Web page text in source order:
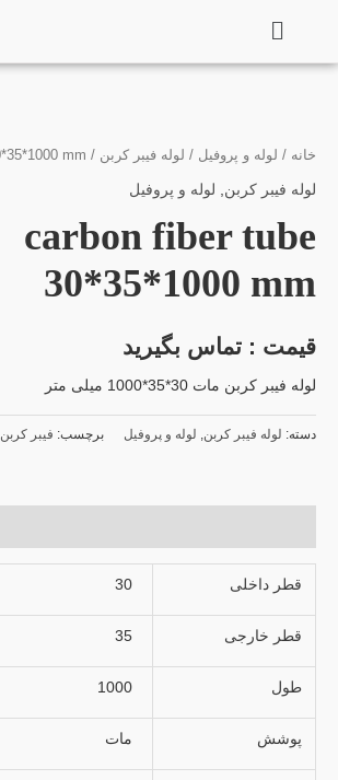
محتوا
خانه / لوله و پروفیل / لوله فیبر کربن / carbon fiber tube 30*35*1000 mm
لوله فیبر کربن لوله و پروفیل
carbon fiber tube
30*35*1000 mm
قیمت : تماس بگیرید
لوله فیبر کربن مات 30*35*1000 میلی متر
دسته: لوله فیبر کربن لوله و پروفیل برچسب: فیبر کربن
قطر داخلی 30
قطر خارجی 35
طول 1000
پوشش مات